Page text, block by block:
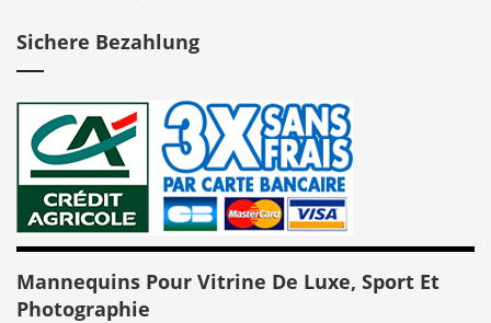
Sichere Bezahlung
Mannequins Pour Vitrine De Luxe, Sport Et
Photographie